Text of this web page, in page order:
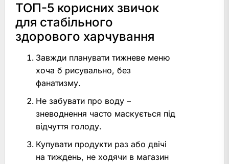
ТОП-5 корисних звичок
для стабільного
здорового харчування
Завжди планувати тижневе меню
хоча б рисувально, без
фанатизму.
Не забувати про воду –
зневоднення часто маскується під
відчуття голоду.
Купувати продукти раз або двічі
на тиждень, не ходячи в магазин